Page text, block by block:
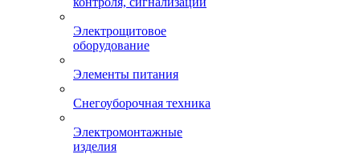
Электрощитовое
оборудование
Элементы питания
Снегоуборочная техника
Электромонтажные
изделия